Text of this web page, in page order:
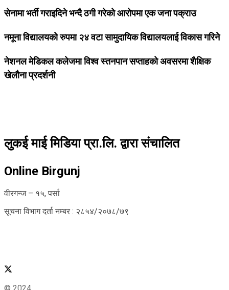
सेनामा भर्ती गराइदिने भन्दै ठगी गरेको आरोपमा एक जना पक्राउ
नमूना विद्यालयको रुपमा २४ वटा सामुदायिक विद्यालयलाई विकास गरिने
नेशनल मेडिकल कलेजमा विश्व स्तनपान सप्ताहको अवसरमा शैक्षिक
खेलौना प्रदर्शनी
लुकई माई मिडिया प्रा.लि. द्वारा संचालित
Online Birgunj
वीरगन्ज – १५, पर्सा
सूचना विभाग दर्ता नम्बर : २८५४/२०७८/७९